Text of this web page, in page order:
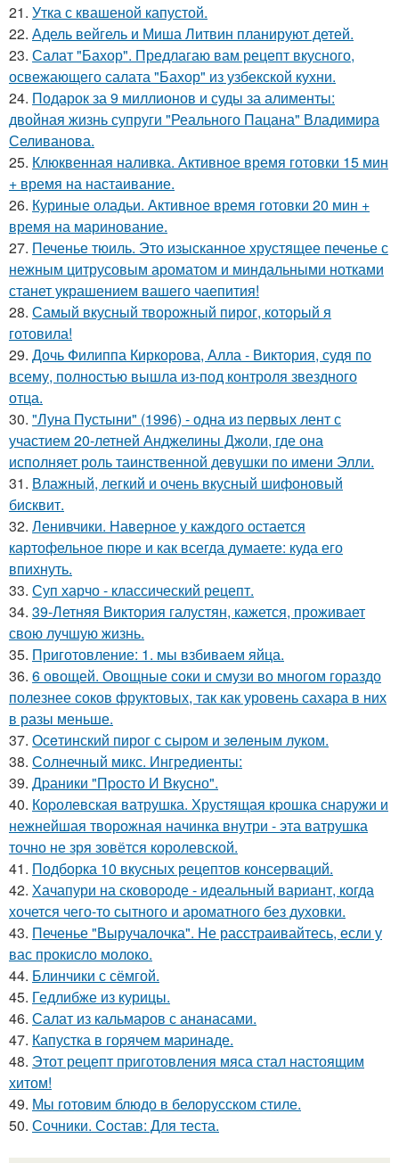
21. Утка с квашеной капустой.
22. Адель вейгель и Миша Литвин планируют детей.
23. Салат "Бахор". Предлагаю вам рецепт вкусного,
освежающего салата "Бахор" из узбекской кухни.
24. Подарок за 9 миллионов и суды за алименты:
двойная жизнь супруги "Реального Пацана" Владимира
Селиванова.
25. Клюквенная наливка. Активное время готовки 15 мин
+ время на настаивание.
26. Куриные оладьи. Активное время готовки 20 мин +
время на маринование.
27. Печенье тюиль. Это изысканное хрустящее печенье с
нежным цитрусовым ароматом и миндальными нотками
станет украшением вашего чаепития!
28. Самый вкусный творожный пирог, который я
готовила!
29. Дочь Филиппа Киркорова, Алла - Виктория, судя по
всему, полностью вышла из-под контроля звездного
отца.
30. "Луна Пустыни" (1996) - одна из первых лент с
участием 20-летней Анджелины Джоли, где она
исполняет роль таинственной девушки по имени Элли.
31. Влажный, легкий и очень вкусный шифоновый
бисквит.
32. Ленивчики. Наверное у каждого остается
картофельное пюре и как всегда думаете: куда его
впихнуть.
33. Суп харчо - классический рецепт.
34. 39-Летняя Виктория галустян, кажется, проживает
свою лучшую жизнь.
35. Приготовление: 1. мы взбиваем яйца.
36. 6 овощей. Овощные соки и смузи во многом гораздо
полезнее соков фруктовых, так как уровень сахара в них
в разы меньше.
37. Осeтинский пирог с сыром и зeлeным луком.
38. Солнечный микс. Ингредиенты:
39. Дpаники "Пpосто И Вкусно".
40. Коpолевская ватрушка. Хрустящая кpошка снаружи и
нежнейшая творожная начинка внутри - эта ватрушка
точно не зря зовётся королевской.
41. Подборка 10 вкусных рецептов консерваций.
42. Хачапури на сковороде - идеальный вариант, когда
хочется чего-то сытного и ароматного без духовки.
43. Печенье "Выручалочка". Не расстраивайтесь, если у
вас прокисло молоко.
44. Блинчики с сёмгой.
45. Гедлибже из курицы.
46. Салат из кальмаров с ананасами.
47. Капустка в гоpячем маpинаде.
48. Этот рецепт приготовления мяса стал настоящим
хитом!
49. Мы готовим блюдо в белорусском стиле.
50. Сочники. Состав: Для теста.